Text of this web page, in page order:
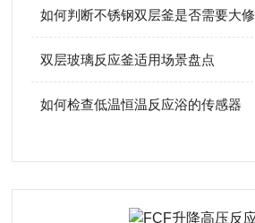
如何判断不锈钢双层釜是否需要大修
双层玻璃反应釜适用场景盘点
如何检查低温恒温反应浴的传感器